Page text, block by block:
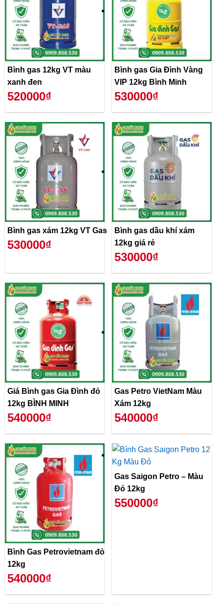
Bình gas 12kg VT màu
xanh đen
520000₫
Bình gas Gia Đình Vàng
VIP 12kg Bình Minh
530000₫
Bình gas xám 12kg VT Gas
530000₫
Bình gas dầu khí xám
12kg giá rẻ
530000₫
Giá Bình gas Gia Đình đỏ
12kg BÌNH MINH
540000₫
Gas Petro VietNam Màu
Xám 12kg
540000₫
Bình Gas Petrovietnam đỏ
12kg
540000₫
Gas Saigon Petro – Màu
Đỏ 12kg
550000₫